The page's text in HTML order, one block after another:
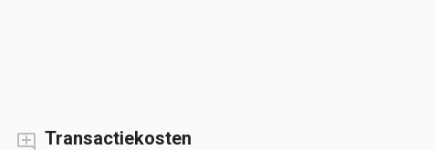
Transactiekosten